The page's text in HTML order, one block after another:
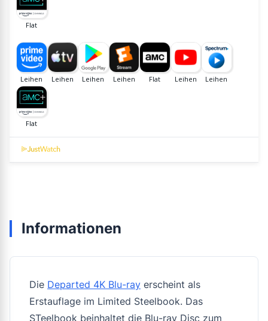
Informationen
Die Departed 4K Blu-ray erscheint als
Erstauflage im Limited Steelbook. Das
STeelbook beinhaltet die Blu-ray Disc zum